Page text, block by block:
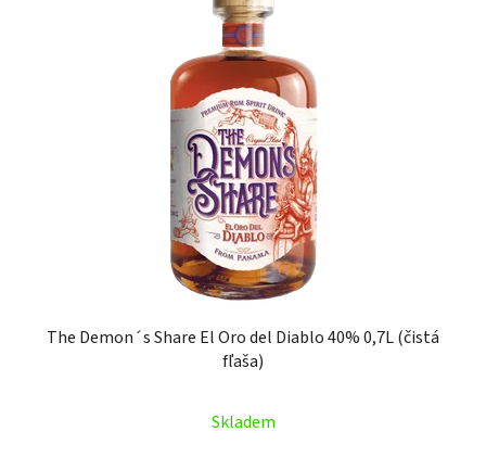
The Demon´s Share El Oro del Diablo 40% 0,7L (čistá
fľaša)
Skladem